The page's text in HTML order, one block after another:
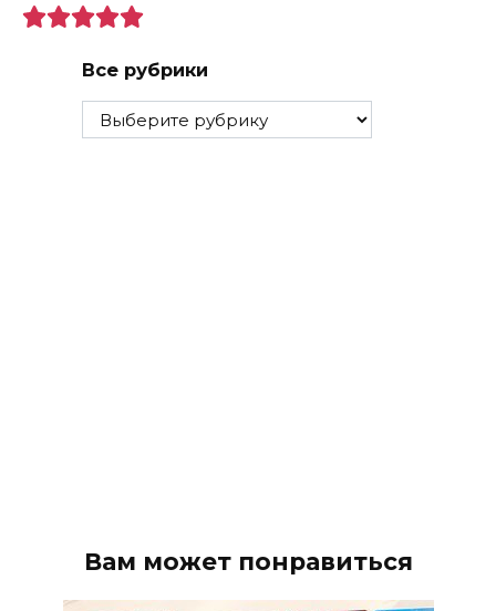
Все рубрики
Все
рубрики
Вам может понравиться